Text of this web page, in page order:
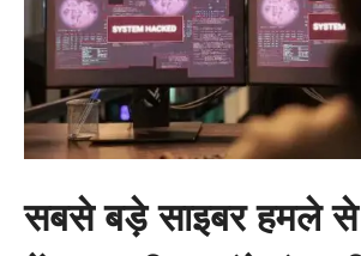
सबसे बड़े साइबर हमले से